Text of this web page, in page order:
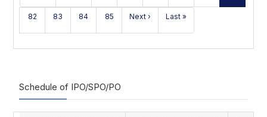
82 83 84 85 Next › Last »
Schedule of IPO/SPO/PO